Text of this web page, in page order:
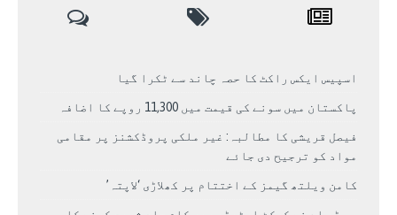
اسپیس ایکس راکٹ کا حصہ چاند سے ٹکرا گیا
پاکستان میں سونے کی قیمت میں 11,300 روپے کا اضافہ
فیصل قریشی کا مطالبہ: غیر ملکی پروڈکشنز پر مقامی
مواد کو ترجیح دی جائے
کامن ویلتھ گیمز کے اختتام پر کھلاڑی ‘لاپتہ’